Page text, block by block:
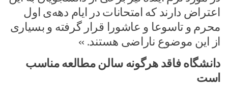
اعتراض دارند که امتحانات در ایام دهه‌ی اول
محرم و تاسوعا و عاشورا قرار گرفته و بسیاری
از این موضوع ناراضی هستند. »
دانشگاه فاقد هرگونه سالن مطالعه مناسب
است